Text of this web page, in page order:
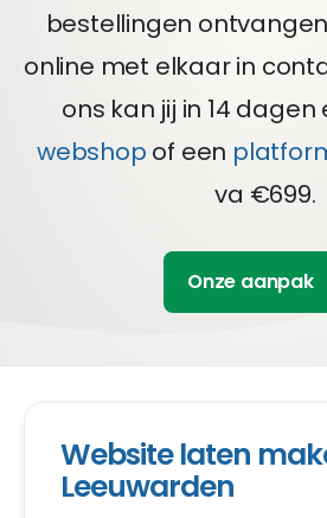
bestellingen
online met elkaar in
ons kan jij in 14
webshop of een
va €699.
Onze aanpak
Website laten
Leeuwarden